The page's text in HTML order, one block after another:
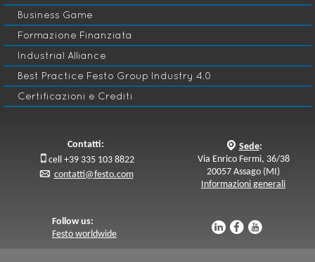
Business Game
Formazione Finanziata
Industrial Alliance
Best Practice Festo Group Industry 4.0
Certificazioni e Crediti
Contatti:
 cell +39 335 103 8822
p contatti@festo.com
q Sede:
Via Enrico Fermi, 36/38
20057 Assago (MI)
Informazioni generali
Follow us: u s v
Festo worldwide